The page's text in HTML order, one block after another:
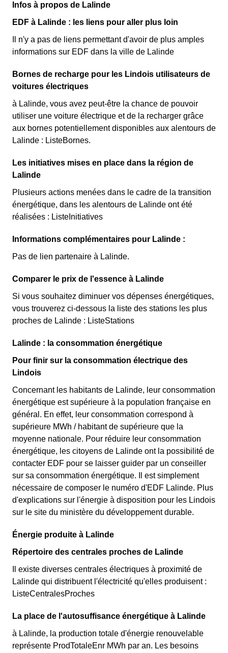
Infos à propos de Lalinde
EDF à Lalinde : les liens pour aller plus loin
Il n'y a pas de liens permettant d'avoir de plus amples
informations sur EDF dans la ville de Lalinde
Bornes de recharge pour les Lindois utilisateurs de
voitures électriques
à Lalinde, vous avez peut-être la chance de pouvoir
utiliser une voiture électrique et de la recharger grâce
aux bornes potentiellement disponibles aux alentours de
Lalinde : ListeBornes.
Les initiatives mises en place dans la région de
Lalinde
Plusieurs actions menées dans le cadre de la transition
énergétique, dans les alentours de Lalinde ont été
réalisées : ListeInitiatives
Informations complémentaires pour Lalinde :
Pas de lien partenaire à Lalinde.
Comparer le prix de l'essence à Lalinde
Si vous souhaitez diminuer vos dépenses énergétiques,
vous trouverez ci-dessous la liste des stations les plus
proches de Lalinde : ListeStations
Lalinde : la consommation énergétique
Pour finir sur la consommation électrique des
Lindois
Concernant les habitants de Lalinde, leur consommation
énergétique est supérieure à la population française en
général. En effet, leur consommation correspond à
supérieure MWh / habitant de supérieure que la
moyenne nationale. Pour réduire leur consommation
énergétique, les citoyens de Lalinde ont la possibilité de
contacter EDF pour se laisser guider par un conseiller
sur sa consommation énergétique. Il est simplement
nécessaire de composer le numéro d'EDF Lalinde. Plus
d'explications sur l'énergie à disposition pour les Lindois
sur le site du ministère du développement durable.
Énergie produite à Lalinde
Répertoire des centrales proches de Lalinde
Il existe diverses centrales électriques à proximité de
Lalinde qui distribuent l'électricité qu'elles produisent :
ListeCentralesProches
La place de l'autosuffisance énergétique à Lalinde
à Lalinde, la production totale d'énergie renouvelable
représente ProdTotaleEnr MWh par an. Les besoins